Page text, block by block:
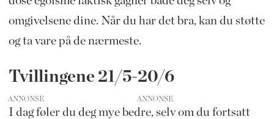
omgivelsene dine. Når du har det bra, kan du støtte
og ta vare på de nærmeste.
Tvillingene 21/5-20/6
ANNONSE
I dag føler du deg mye bedre, selv om du fortsatt